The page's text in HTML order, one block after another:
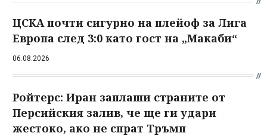
ЦСКА почти сигурно на плейоф за Лига
Европа след 3:0 като гост на „Макаби“
06.08.2026
Ройтерс: Иран заплаши страните от
Персийския залив, че ще ги удари
жестоко, ако не спрат Тръмп